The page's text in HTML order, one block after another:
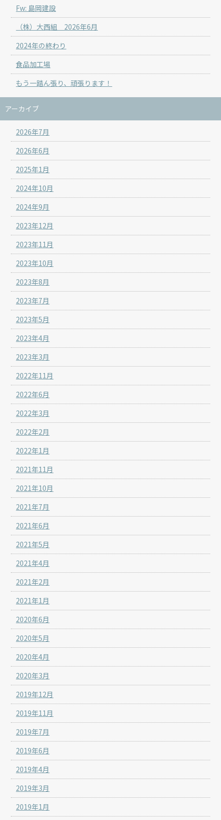
Fw: 島岡建設
（株）大西組 2026年6月
2024年の終わり
食品加工場
もう一踏ん張り、頑張ります！
アーカイブ
2026年7月
2026年6月
2025年1月
2024年10月
2024年9月
2023年12月
2023年11月
2023年10月
2023年8月
2023年7月
2023年5月
2023年4月
2023年3月
2022年11月
2022年6月
2022年3月
2022年2月
2022年1月
2021年11月
2021年10月
2021年7月
2021年6月
2021年5月
2021年4月
2021年2月
2021年1月
2020年6月
2020年5月
2020年4月
2020年3月
2019年12月
2019年11月
2019年7月
2019年6月
2019年4月
2019年3月
2019年1月